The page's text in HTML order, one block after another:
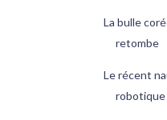
La bulle
retombe
Le récent
robotique